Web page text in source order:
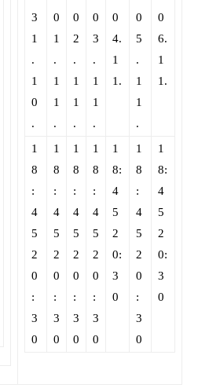
3
1
.
1
0
.
0
1
.
1
1
.
0
2
.
1
1
.
0
3
.
1
1
.
0
4.
1
1.
0
5
.
1
1
.
0
6.
1
1.
1
8
:
4
5
2
0
:
3
0
1
8
:
4
5
2
0
:
3
0
1
8
:
4
5
2
0
:
3
0
1
8
:
4
5
2
0
:
3
0
1
8:
4
5
2
0:
3
0
1
8
:
4
5
2
0
:
3
0
1
8:
4
5
2
0:
3
0